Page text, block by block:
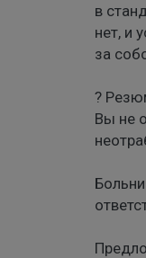
в
нет, и
за
?
Вы не